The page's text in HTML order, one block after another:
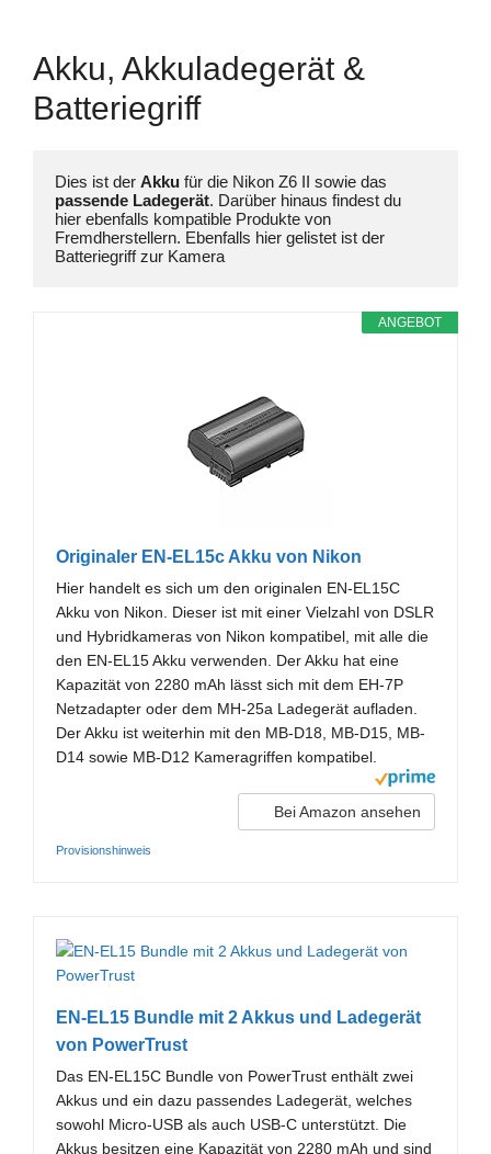
Akku, Akkuladegerät &
Batteriegriff
Dies ist der Akku
passende Ladegerät. Darüber hinaus findest du
hier ebenfalls kompatible Produkte von
Fremdherstellern. Ebenfalls hier gelistet ist der
Batteriegriff zur Kamera
ANGEBOT
Originaler EN-EL15c Akku von Nikon
Hier handelt es sich um den originalen EN-EL15C
Akku von Nikon. Dieser ist mit einer Vielzahl von DSLR
und Hybridkameras von Nikon kompatibel, mit alle die
den EN-EL15 Akku verwenden. Der Akku hat eine
Kapazität von 2280 mAh lässt sich mit dem EH-7P
Netzadapter oder dem MH-25a Ladegerät aufladen.
Der Akku ist weiterhin mit den MB-D18, MB-D15, MB-
D14 sowie MB-D12 Kameragriffen kompatibel.
Bei Amazon ansehen
Provisionshinweis
EN-EL15 Bundle mit 2 Akkus und Ladegerät
von PowerTrust
Das EN-EL15C Bundle von PowerTrust enthält zwei
Akkus und ein dazu passendes Ladegerät, welches
sowohl Micro-USB als auch USB-C unterstützt. Die
Akkus besitzen eine Kapazität von 2280 mAh und sind